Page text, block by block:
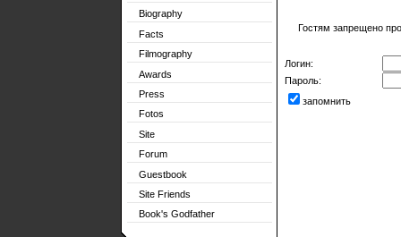
Biography
Facts
Filmography
Awards
Press
Fotos
Site
Forum
Guestbook
Site Friends
Book's Godfather
Гостям запрещено
Логин:
Пароль:
запомнить